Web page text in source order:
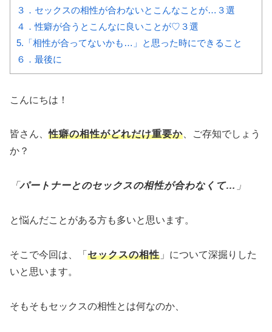
３．セックスの相性が合わないとこんなことが…３選
４．性癖が合うとこんなに良いことが♡３選
5.「相性が合ってないかも…」と思った時にできること
６．最後に
こんにちは！
皆さん、性癖の相性がどれだけ重要か、ご存知でしょう
か？
「パートナーとのセックスの相性が合わなくて… 」
と悩んだことがある方も多いと思います。
そこで今回は、「 セックスの相性 」について深掘りした
いと思います。
そもそもセックスの相性とは何なのか、